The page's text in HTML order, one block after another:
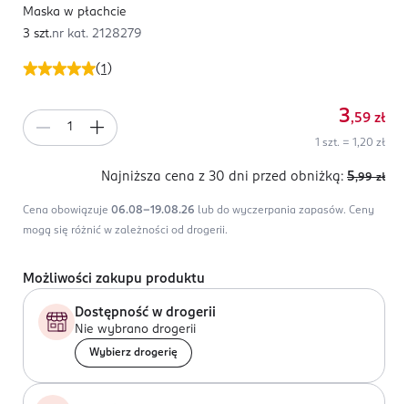
(1 )
Maska w płachcie
3 szt.nr kat. 2128279
3,59 zł
1 szt. = 1,20 zł
Najniższa cena z 30 dni przed obniżką: 5,99 zł
Cena obowiązuje 06.08-19.08.26 lub do wyczerpania zapasów. Ceny
mogą się różnić w zależności od drogerii.
Możliwości zakupu produktu
Dostępność w drogerii
Nie wybrano drogerii
Wybierz drogerię